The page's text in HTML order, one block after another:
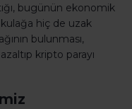
bugünün ekonomik
kulağa hiç de uzak
bulunması,
kripto parayı